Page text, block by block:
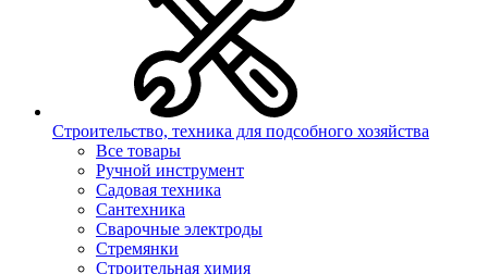
Строительство, техника для подсобного хозяйства
Все товары
Ручной инструмент
Садовая техника
Сантехника
Сварочные электроды
Стремянки
Строительная химия